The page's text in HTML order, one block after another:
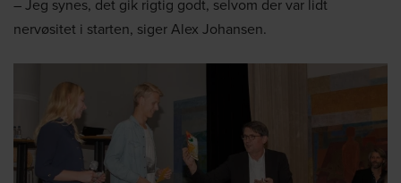
– Jeg synes, det gik rigtig godt, selvom der var lidt
nervøsitet i starten, siger Alex Johansen.